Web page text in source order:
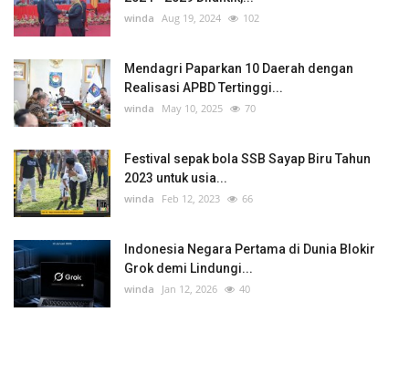
winda Aug 19, 2024 102
Mendagri Paparkan 10 Daerah dengan
Realisasi APBD Tertinggi...
winda May 10, 2025 70
Festival sepak bola SSB Sayap Biru Tahun
2023 untuk usia...
winda Feb 12, 2023 66
Indonesia Negara Pertama di Dunia Blokir
Grok demi Lindungi...
winda Jan 12, 2026 40